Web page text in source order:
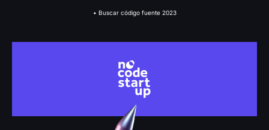
• Buscar código fuente 2023